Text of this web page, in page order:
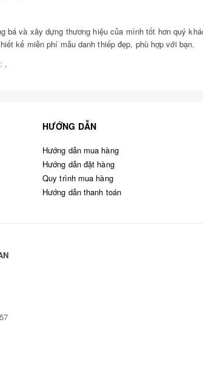
bá và xây dựng thương hiệu của mình tốt hơn quý
kế miễn phí mẫu danh thiếp đẹp, phù hợp với bạn.
,
HƯỚNG DẪN
Hướng dẫn mua hàng
Hướng dẫn đặt hàng
Quy trình mua hàng
Hướng dẫn thanh toán